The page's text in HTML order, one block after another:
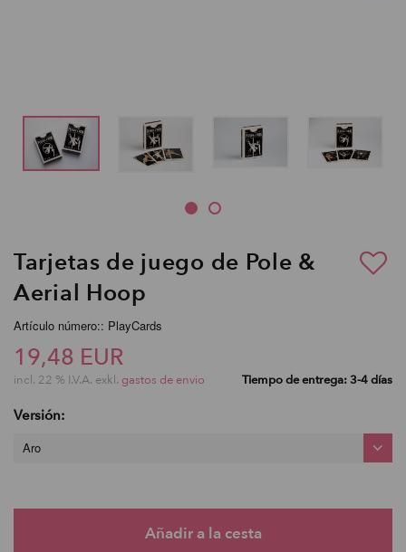
Tarjetas de juego de Pole &
Aerial Hoop
Artículo número:: PlayCards
19,48 EUR
incl. 22 % I.V.A. exkl. gastos de envio Tiempo de entrega: 3-4 días
Versión:
Aro